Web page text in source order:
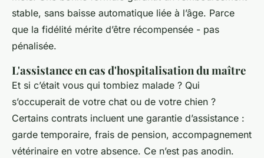
stable, sans baisse automatique liée à l’âge. Parce
que la fidélité mérite d’être récompensée - pas
pénalisée.
L'assistance en cas d'hospitalisation du maître
Et si c’était vous qui tombiez malade ? Qui
s’occuperait de votre chat ou de votre chien ?
Certains contrats incluent une garantie d’assistance :
garde temporaire, frais de pension, accompagnement
vétérinaire en votre absence. Ce n’est pas anodin.